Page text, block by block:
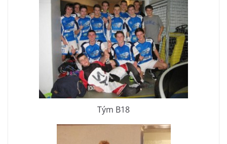
Tým B18